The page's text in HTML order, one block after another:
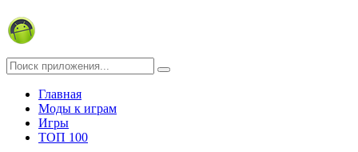
Главная
Моды к играм
Игры
ТОП 100